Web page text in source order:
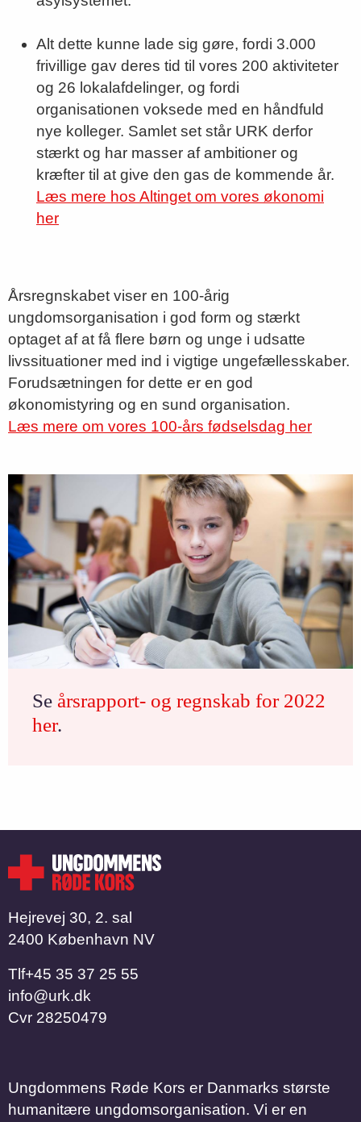
Alt dette kunne lade sig gøre, fordi 3.000
frivillige gav deres tid til vores 200 aktiviteter
og 26 lokalafdelinger, og fordi
organisationen voksede med en håndfuld
nye kolleger. Samlet set står URK derfor
stærkt og har masser af ambitioner og
kræfter til at give den gas de kommende år.
Læs mere hos Altinget om vores økonomi
her
Årsregnskabet viser en 100-årig
ungdomsorganisation i god form og stærkt
optaget af at få flere børn og unge i udsatte
livssituationer med ind i vigtige ungefællesskaber.
Forudsætningen for dette er en god
økonomistyring og en sund organisation.
Læs mere om vores 100-års fødselsdag her
Se årsrapport- og regnskab for 2022
her.
Hejrevej 30, 2. sal
2400 København NV
Tlf​​​​​​​+45 35 37 25 55
info@urk.dk
Cvr 28250479
Ungdommens Røde Kors er Danmarks største
humanitære ungdomsorganisation. Vi er en